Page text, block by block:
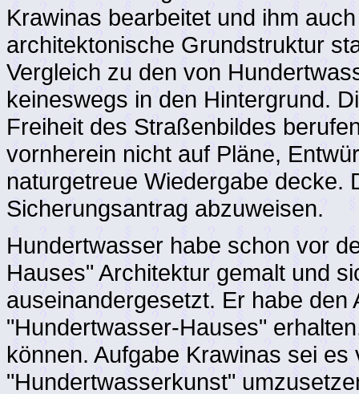
Krawinas bearbeitet und ihm
architektonische Grundstruktur
Vergleich zu den von
keineswegs in den Hintergrund.
Freiheit des Straßenbildes
vornherein nicht auf Pläne,
naturgetreue Wiedergabe decke.
Sicherungsantrag abzuweisen.
Hundertwasser habe schon vor
Hauses" Architektur gemalt und
auseinandergesetzt. Er habe
"Hundertwasser-Hauses"
können. Aufgabe Krawinas sei
"Hundertwasserkunst"